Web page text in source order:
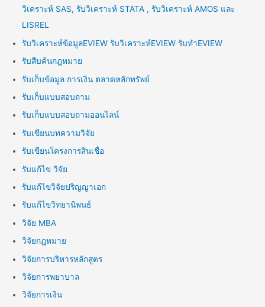
วิเคราะห์ SAS, รับวิเคราะห์ STATA , รับวิเคราะห์ AMOS และ
LISREL
รับวิเคราะห์ข้อมูลEVIEW รับวิเคราะห์EVIEW รับทำEVIEW
รับสืบค้นกฎหมาย
รับเก็บข้อมูล การเงิน ตลาดหลักทรัพย์
รับเก็บแบบสอบถาม
รับเก็บแบบสอบถามออนไลน์
รับเขียนบทความวิจัย
รับเขียนโครงการสินเชื่อ
รับแก้ไข วิจัย
รับแก้ไขวิจัยปริญญาเอก
รับแก้ไขวิทยานิพนธ์
วิจัย MBA
วิจัยกฎหมาย
วิจัยการบริหารหลักสูตร
วิจัยการพยาบาล
วิจัยการเงิน